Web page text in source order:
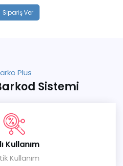
Sipariş Ver
Plus
Sistemi
Kullanım
Kullanım